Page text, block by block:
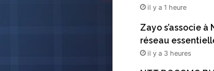
il y a 1 heure
Zayo s’associe
réseau
il y a 3 heures